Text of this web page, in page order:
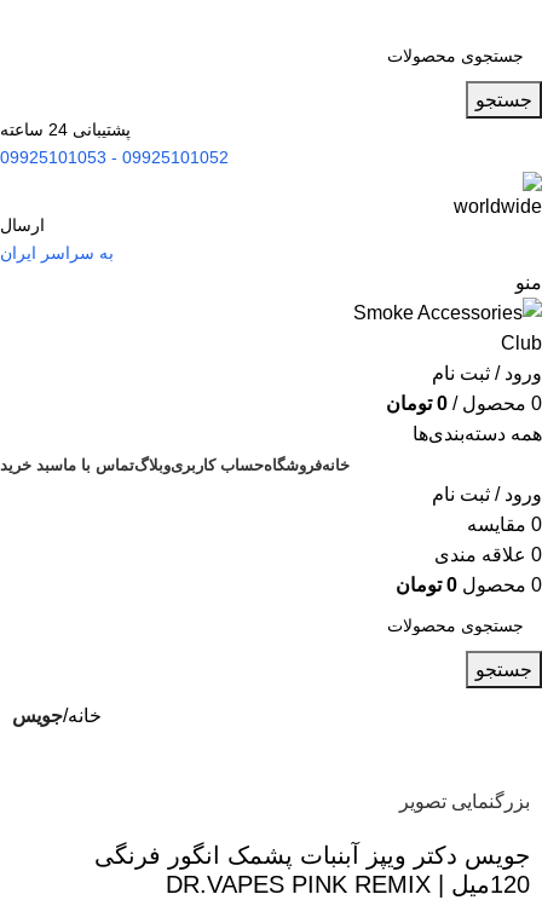
جستجو
پشتیبانی 24 ساعته
09925101052 - 09925101053
ارسال
به سراسر ایران
منو
ورود / ثبت نام
0 محصول /
0 تومان
همه دسته‌بندی‌ها
خانهفروشگاهحساب کاربریوبلاگتماس با ماسبد خرید
ورود / ثبت نام
0 مقایسه
0 علاقه مندی
0 محصول 0 تومان
جستجو
خانه جویس
بزرگنمایی تصویر
جویس دکتر ویپز آبنبات پشمک انگور فرنگی
120میل | DR.VAPES PINK REMIX